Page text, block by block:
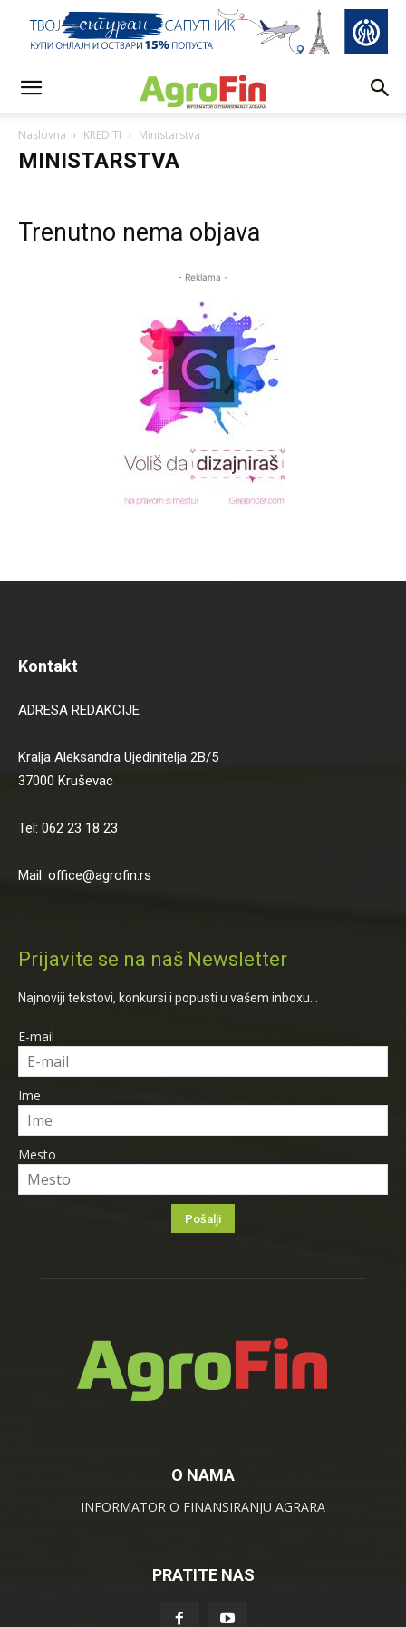
Naslovna KREDITI Ministarstva
MINISTARSTVA
Trenutno nema objava
- Reklama -
Kontakt
ADRESA REDAKCIJE
Kralja Aleksandra Ujedinitelja 2B/5
37000 Kruševac
Tel: 062 23 18 23
Mail: office@agrofin.rs
Prijavite se na naš Newsletter
Najnoviji tekstovi, konkursi i popusti u vašem inboxu...
E-mail
Ime
Mesto
O NAMA
INFORMATOR O FINANSIRANJU AGRARA
PRATITE NAS